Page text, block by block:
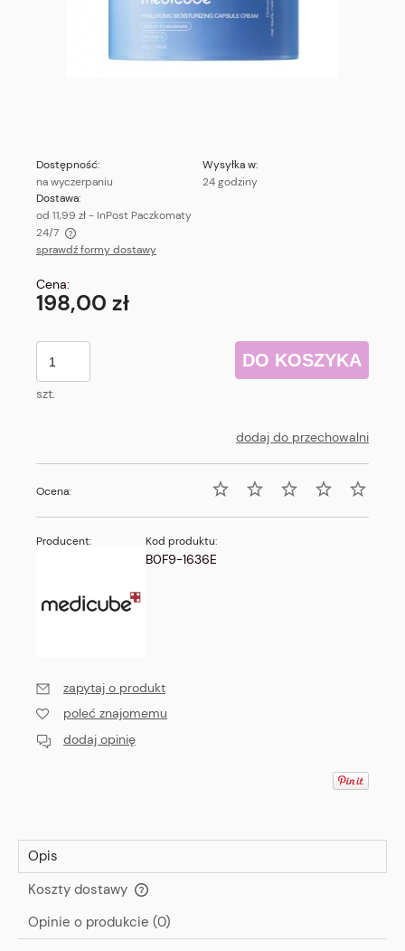
Dostępność:
na wyczerpaniu
Wysyłka w:
24 godziny
Dostawa:
od 11,99 zł- InPost Paczkomaty
24/7
Cena nie zawiera ewentualnych kosztów płatności
sprawdź formy dostawy
Cena:
198,00 zł
szt.
DO KOSZYKA
dodaj do przechowalni
Ocena:
Producent: Kod produktu:
B0F9-1636E
zapytaj o produkt
poleć znajomemu
dodaj opinię
Opis
Koszty dostawy
Cena nie zawiera ewentualnych kosztów płatności
Opinie o produkcie (0)